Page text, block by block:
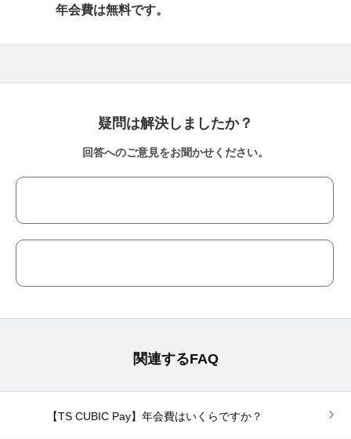
年会費は無料です。
疑問は解決しましたか？
回答へのご意見をお聞かせください。
関連するFAQ
【TS CUBIC Pay】年会費はいくらですか？